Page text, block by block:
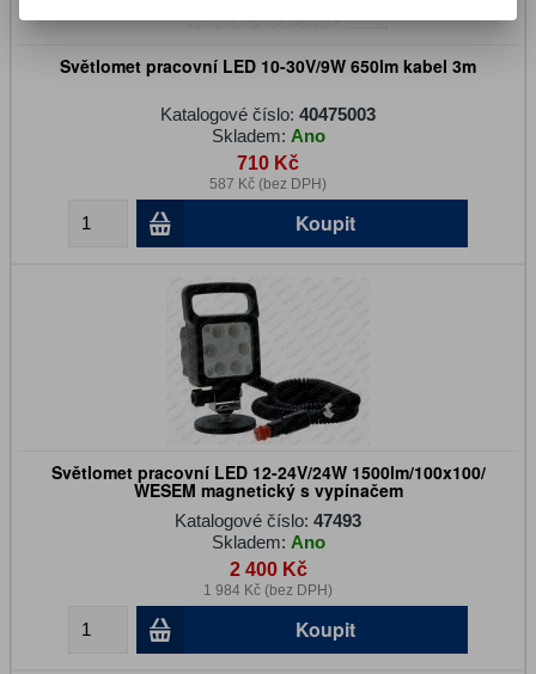
Světlomet pracovní LED 10-30V/9W 650lm kabel 3m
Katalogové číslo: 40475003
Skladem: Ano
710 Kč
587 Kč (bez DPH)
Koupit
Světlomet pracovní LED 12-24V/24W 1500lm/100x100/
WESEM magnetický s vypínačem
Katalogové číslo: 47493
Skladem: Ano
2 400 Kč
1 984 Kč (bez DPH)
Koupit